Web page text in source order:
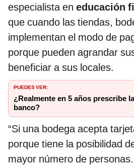
especialista en educación
que cuando las tiendas,
implementan el modo de
porque pueden agrandar
beneficiar a sus locales.
PUEDES VER:
¿Realmente en 5 años prescribe
banco?
“Si una bodega acepta
porque tiene la posibilidad
mayor número de